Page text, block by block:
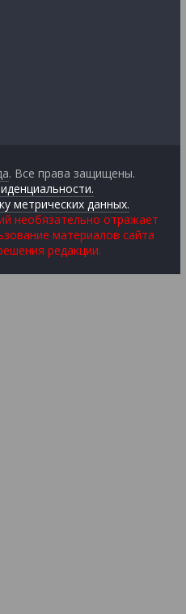
. Все права защищены.
метрических данных.
необязательно отражает
материалов сайта
редакции.